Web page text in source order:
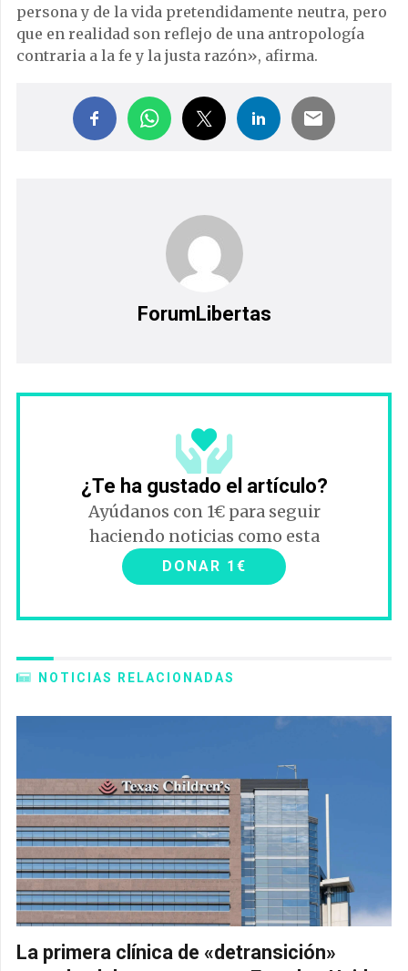
persona y de la vida pretendidamente neutra, pero
que en realidad son reflejo de una antropología
contraria a la fe y la justa razón», afirma.
ForumLibertas
¿Te ha gustado el artículo?
Ayúdanos con 1€ para seguir
haciendo noticias como esta
DONAR 1€
NOTICIAS RELACIONADAS
La primera clínica de «detransición»